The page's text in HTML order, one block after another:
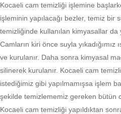
Kocaeli cam temizliği işlemine
işleminin yapılacağı bezler, temiz bir
temizliğinde kullanılan kimyasallar da
Camların kiri önce suyla yıkadığımız
ve kurulanır. Daha sonra kimyasal
silinerek kurulanır. Kocaeli cam
istediğimiz gibi yapılmamışsa işlem
şekilde temizlememiz gereken bütün
Kocaeli cam temizliği yapıldıktan